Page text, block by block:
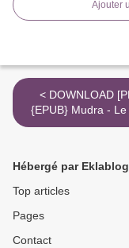
Ajouter
< DOWNLOAD [PDF]
{EPUB} Mudra - Le yoga
des doigts
Hébergé par Eklablog
Top articles
Pages
Contact